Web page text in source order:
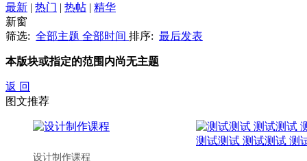
最新 | 热门 | 热帖 | 精华
新窗
筛选: 全部主题 全部时间 排序: 最后发表
本版块或指定的范围内尚无主题
返 回
图文推荐
设计制作课程